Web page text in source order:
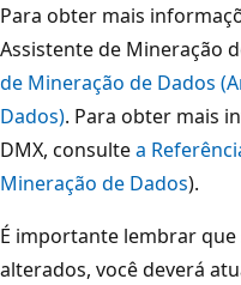
Para obter mais
Assistente de Mineração
de Mineração de Dados
Dados). Para obter mais
DMX, consultea
Mineração de Dados).
É importante lembrar
alterados, você deverá